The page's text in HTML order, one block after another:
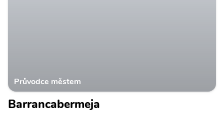
Průvodce městem
Barrancabermeja